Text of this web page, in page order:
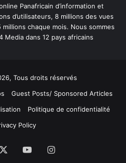
Panafricain d’information et
d’utilisateurs, 8 millions des vues
chaque mois. Nous sommes
Media dans 12 pays africains
Tous droits réservés
Guest Posts/ Sponsored Articles
Politique de confidentialité
Policy
YouTubeInstagram